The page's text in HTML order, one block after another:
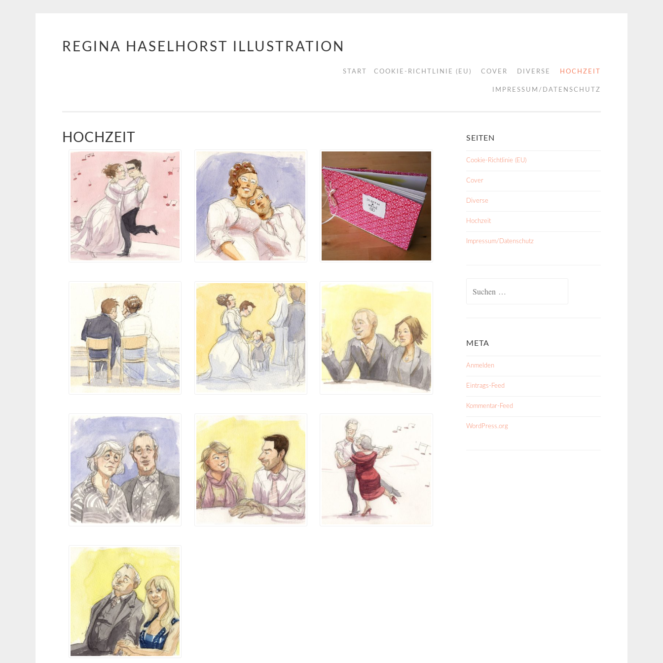
Springe
REGINA HASELHORST ILLUSTRATION
START COOKIE-RICHTLINIE (EU) COVER DIVERSE HOCHZEIT
IMPRESSUM/DATENSCHUTZ
HOCHZEIT SEITEN
Cookie-Richtlinie (EU)
Cover
Diverse
Hochzeit
Impressum/Datenschutz
META
Anmelden
Eintrags-Feed
Kommentar-Feed
WordPress.org